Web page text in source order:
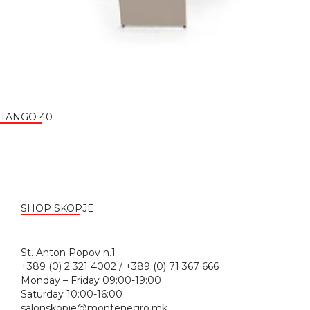
TANGO 40
SHOP SKOPJE
St. Anton Popov n.1
+389 (0) 2 321 4002 / +389 (0) 71 367 666
Monday – Friday 09:00-19:00
Saturday 10:00-16:00